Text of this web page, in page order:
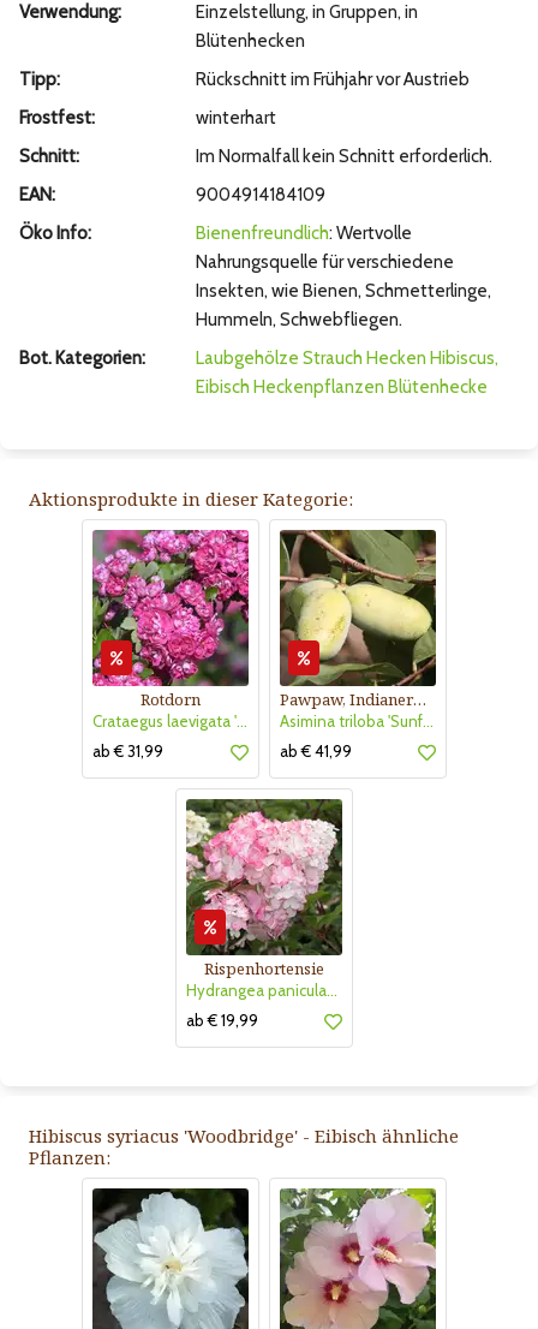
Verwendung:
Einzelstellung, in Gruppen, in
Blütenhecken
Tipp:
Rückschnitt im Frühjahr vor Austrieb
Frostfest:
winterhart
Schnitt:
Im Normalfall kein Schnitt erforderlich.
EAN:
9004914184109
Öko Info:
Bienenfreundlich: Wertvolle
Nahrungsquelle für verschiedene
Insekten, wie Bienen, Schmetterlinge,
Hummeln, Schwebfliegen.
Bot. Kategorien:
Laubgehölze Strauch Hecken Hibiscus,
Eibisch Heckenpflanzen Blütenhecke
Aktionsprodukte in dieser Kategorie:
Rotdorn
Crataegus laevigata 'Pauls Scarlet'
ab € 31,99
Pawpaw, Indianerbanane
Asimina triloba 'Sunflower'
ab € 41,99
Rispenhortensie
Hydrangea paniculata 'Vanille Fraise'
ab € 19,99
Hibiscus syriacus 'Woodbridge' - Eibisch ähnliche
Pflanzen: